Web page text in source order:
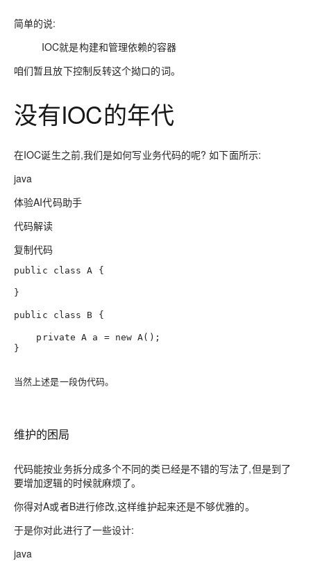
简单的说:
IOC就是构建和管理依赖的容器
咱们暂且放下控制反转这个拗口的词。
没有IOC的年代
在IOC诞生之前,我们是如何写业务代码的呢? 如下面所示:
java
体验AI代码助手
代码解读
复制代码
public class A {
}
public class B {
private A a = new A();
}
当然上述是一段伪代码。
维护的困局
代码能按业务拆分成多个不同的类已经是不错的写法了,但是到了
要增加逻辑的时候就麻烦了。
你得对A或者B进行修改,这样维护起来还是不够优雅的。
于是你对此进行了一些设计:
java